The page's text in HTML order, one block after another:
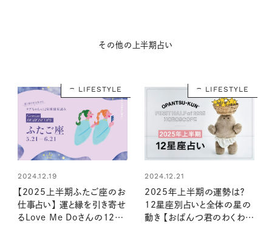
その他の上半期占い
LIFESTYLE
2024.12.19
【2025上半期ふたご座のお
仕事占い】 運と縁を引き寄せ
るLove Me Doさんの12星
LIFESTYLE
2024.12.21
2025年上半期の運勢は？
12星座別占いと全体の星の
動き 【おぱんつ君のわくわく